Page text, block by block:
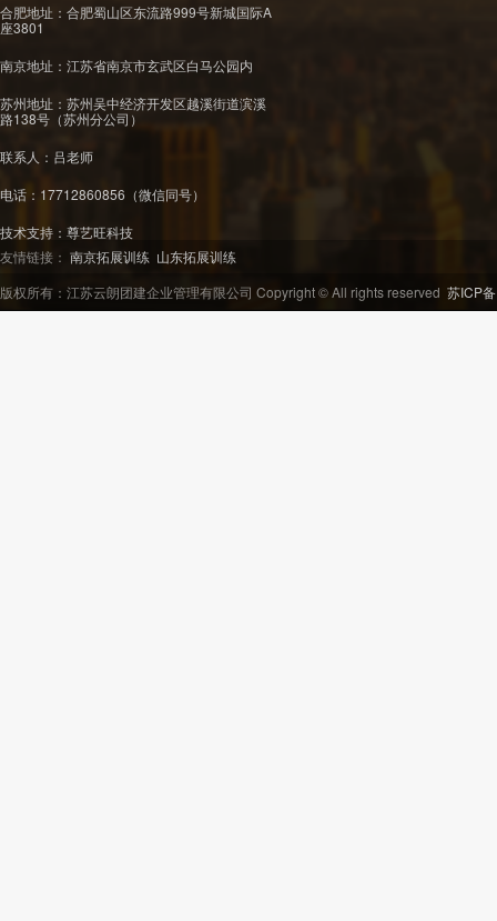
合肥地址：合肥蜀山区东流路999号新城国际A
座3801
南京地址：江苏省南京市玄武区白马公园内
苏州地址：苏州吴中经济开发区越溪街道滨溪
路138号（苏州分公司）
联系人：吕老师
电话：17712860856（微信同号）
技术支持： 尊艺旺科技
友情链接： 南京拓展训练 山东拓展训练
版权所有：江苏云朗团建企业管理有限公司 Copyright © All rights reserved 苏ICP